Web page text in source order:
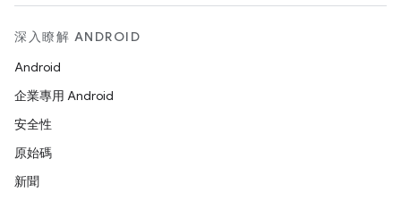
深入瞭解 ANDROID
Android
企業專用 Android
安全性
原始碼
新聞